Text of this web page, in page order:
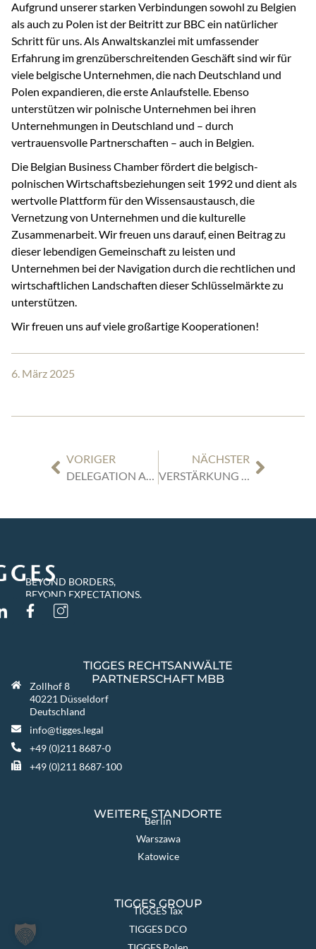
Aufgrund unserer starken Verbindungen sowohl zu Belgien
als auch zu Polen ist der Beitritt zur BBC ein natürlicher
Schritt für uns. Als Anwaltskanzlei mit umfassender
Erfahrung im grenzüberschreitenden Geschäft sind wir für
viele belgische Unternehmen, die nach Deutschland und
Polen expandieren, die erste Anlaufstelle. Ebenso
unterstützen wir polnische Unternehmen bei ihren
Unternehmungen in Deutschland und – durch
vertrauensvolle Partnerschaften – auch in Belgien.
Die Belgian Business Chamber fördert die belgisch-
polnischen Wirtschaftsbeziehungen seit 1992 und dient als
wertvolle Plattform für den Wissensaustausch, die
Vernetzung von Unternehmen und die kulturelle
Zusammenarbeit. Wir freuen uns darauf, einen Beitrag zu
dieser lebendigen Gemeinschaft zu leisten und
Unternehmen bei der Navigation durch die rechtlichen und
wirtschaftlichen Landschaften dieser Schlüsselmärkte zu
unterstützen.
Wir freuen uns auf viele großartige Kooperationen!
6. März 2025
VORIGER
NÄCHSTER
BEYOND BORDERS,
BEYOND EXPECTATIONS.
TIGGES RECHTSANWÄLTE
PARTNERSCHAFT MBB
Zollhof 8
40221 Düsseldorf
Deutschland
info@tigges.legal
+49 (0)211 8687-0
+49 (0)211 8687-100
WEITERE STANDORTE
Berlin
Warszawa
Katowice
TIGGES GROUP
TIGGES Tax
TIGGES DCO